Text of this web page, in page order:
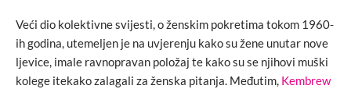
Veći dio kolektivne svijesti, o ženskim pokretima tokom 1960-
ih godina, utemeljen je na uvjerenju kako su žene unutar nove
ljevice, imale ravnopravan položaj te kako su se njihovi muški
kolege itekako zalagali za ženska pitanja. Međutim, Kembrew